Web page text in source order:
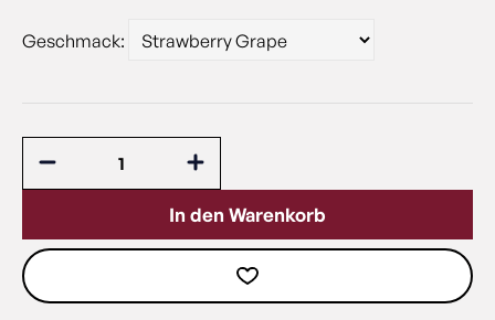
Geschmack:
In den Warenkorb